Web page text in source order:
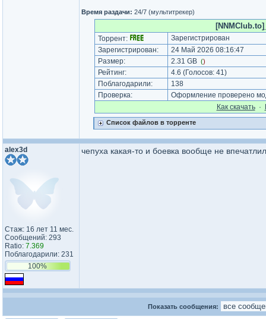
Время раздачи: 24/7 (мультитрекер)
Торрент:
Зарегистрирован
Зарегистрирован:
24 Май 2026 08:16:47
Размер:
2.31 GB ()
Рейтинг: 4.6 (Голосов: 41)
Поблагодарили:
138
Проверка:
Оформление проверено
Как cкачать·
Список файлов в торренте
alex3d
Стаж: 16 лет 11 мес.
Сообщений: 293
Ratio: 7.369
Поблагодарили: 231
100%
чепуха какая-то и боевка вообще не
Показать сообщения: